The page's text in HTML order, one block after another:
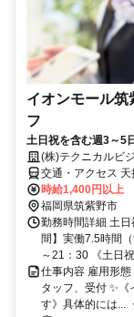
イオンモール筑
フ
土日祝を含む週3～
(株)テクニカルビ
交通・アクセス
時給1,400円以上
福岡県筑紫野市
勤務時間詳細 土
間】実働7.5時間
～21：30 《土日
仕事内容 雇用形
タッフ、受付 ✨
す》具体的には...